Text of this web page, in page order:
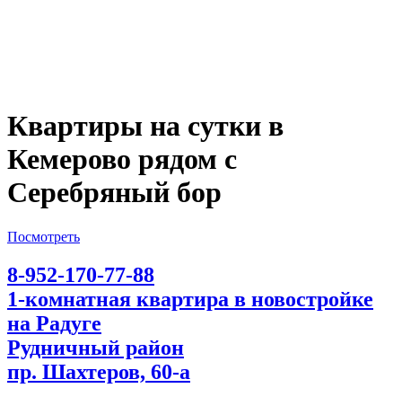
Квартиры на сутки в
Кемерово рядом с
Серебряный бор
Посмотреть
8-952-170-77-88
1-комнатная квартира в новостройке
на Радуге
Рудничный район
пр. Шахтеров, 60-а